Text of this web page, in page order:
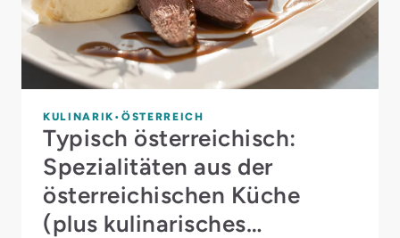
KULINARIK ÖSTERREICH
Typisch österreichisch:
Spezialitäten aus der
österreichischen Küche
(plus kulinarisches